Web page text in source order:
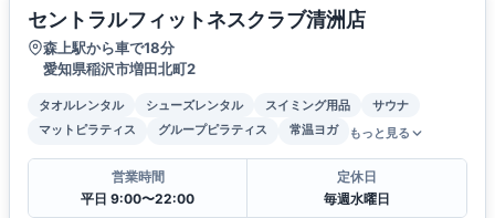
セントラルフィットネスクラブ清洲店
森上駅から車で18分
愛知県稲沢市増田北町2
タオルレンタル シューズレンタル スイミング用品
サウナ
マットピラティス
グループピラティス 常温ヨガ もっと見る
営業時間
平日 9:00〜22:00
定休日
毎週水曜日